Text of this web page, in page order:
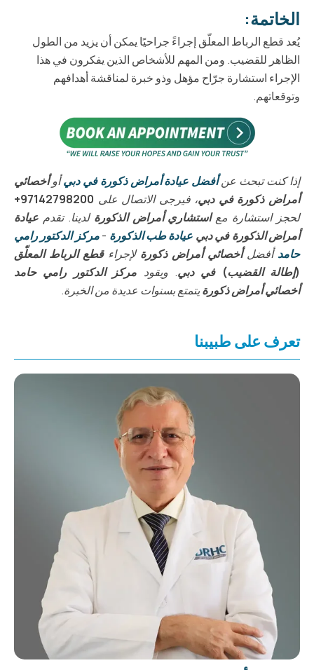
الخاتمة:
يُعد قطع الرباط المعلّق إجراءً جراحيًا يمكن أن يزيد من الطول
الظاهر للقضيب. ومن المهم للأشخاص الذين يفكرون في هذا
الإجراء استشارة جرّاح مؤهل وذو خبرة لمناقشة أهدافهم
وتوقعاتهم.
إذا كنت تبحث عنأفضل عيادة أمراض ذكورة في دبيأوأخصائي
أمراض ذكورة في دبي، فيرجى الاتصال على 97142798200+
لحجز استشارة معاستشاري أمراض الذكورة لدينا. تقدم عيادة
أمراض الذكورة في دبي عيادة طب الذكورة -مركز الدكتور رامي
حامدأفضلأخصائي أمراض ذكورة لإجراءقطع الرباط المعلّق
(إطالة القضيب) في دبي. ويقود مركز الدكتور رامي حامد
أخصائي أمراض ذكورةيتمتع بسنوات عديدة من الخبرة.
تعرف على طبيبنا